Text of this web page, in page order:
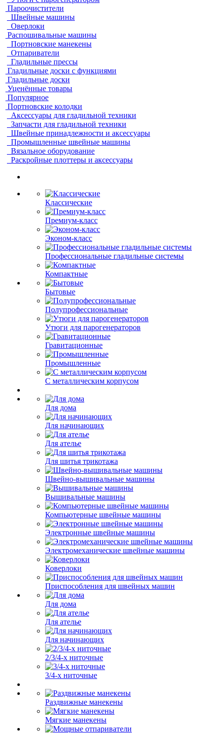
Пароочистители
Швейные машины
Оверлоки
Распошивальные машины
Портновские манекены
Отпариватели
Гладильные прессы
Гладильные доски с функциями
Гладильные доски
Уценённые товары
Популярное
Портновские колодки
Аксессуары для гладильной техники
Запчасти для гладильной техники
Швейные принадлежности и аксессуары
Промышленные швейные машины
Вязальное оборудование
Раскройные плоттеры и аксессуары
Классические
Премиум-класс
Эконом-класс
Профессиональные гладильные системы
Компактные
Бытовые
Полупрофессиональные
Утюги для парогенераторов
Гравитационные
Промышленные
С металлическим корпусом
Для дома
Для начинающих
Для ателье
Для шитья трикотажа
Швейно-вышивальные машины
Вышивальные машины
Компьютерные швейные машины
Электронные швейные машины
Электромеханические швейные машины
Коверлоки
Приспособления для швейных машин
Для дома
Для ателье
Для начинающих
2/3/4-х ниточные
3/4-х ниточные
Раздвижные манекены
Мягкие манекены